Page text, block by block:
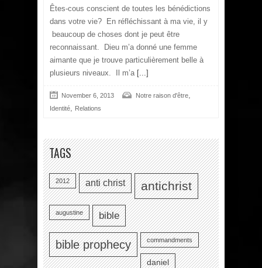
Êtes-cous conscient de toutes les bénédictions
dans votre vie? En réfléchissant à ma vie, il y
beaucoup de choses dont je peut être
reconnaissant. Dieu m’a donné une femme
aimante que je trouve particulièrement belle à
plusieurs niveaux. Il m’a [...]
November 6, 2013 Notre raison d'être
Identité Relations
TAGS
2012 anti christ antichrist
augustine bible
bible prophecy commandments
daniel